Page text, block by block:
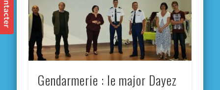
Gendarmerie : le major Dayez